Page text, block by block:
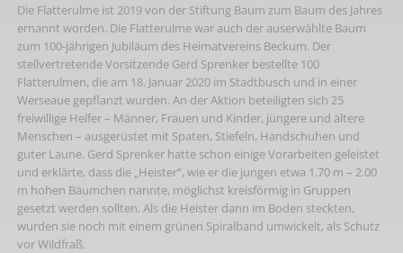
Die Flatterulme ist 2019 von der Stiftung Baum zum Baum des Jahres
ernannt worden. Die Flatterulme war auch der auserwählte Baum
zum 100-jährigen Jubiläum des Heimatvereins Beckum. Der
stellvertretende Vorsitzende Gerd Sprenker bestellte 100
Flatterulmen, die am 18. Januar 2020 im Stadtbusch und in einer
Werseaue gepflanzt wurden. An der Aktion beteiligten sich 25
freiwillige Helfer – Männer, Frauen und Kinder, jüngere und ältere
Menschen – ausgerüstet mit Spaten, Stiefeln, Handschuhen und
guter Laune. Gerd Sprenker hatte schon einige Vorarbeiten geleistet
und erklärte, dass die „Heister“, wie er die jungen etwa 1.70 m – 2.00
m hohen Bäumchen nannte, möglichst kreisförmig in Gruppen
gesetzt werden sollten. Als die Heister dann im Boden steckten,
wurden sie noch mit einem grünen Spiralband umwickelt, als Schutz
vor Wildfraß.